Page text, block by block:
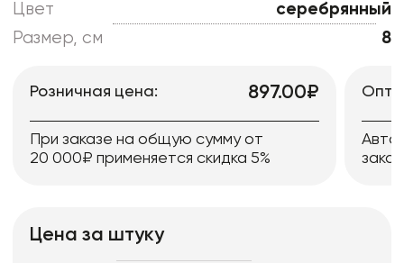
Цвет
серебрянный
Размер, см
8
Розничная цена: 897.00₽
При заказе на общую сумму от
20 000₽ применяется скидка 5%
Цена за штуку